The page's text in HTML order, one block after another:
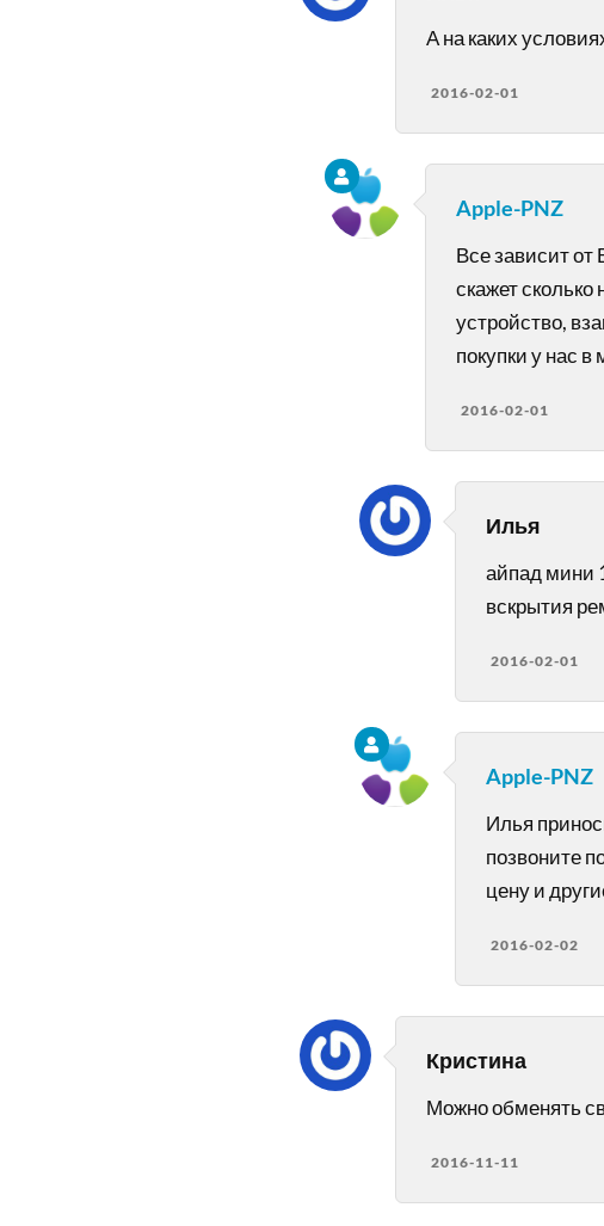
А на каких
2016-02-01
Apple-PNZ
Все зависит
скажет
устройство,
покупки у нас в
2016-02-01
Илья
айпад мини
вскрытия
2016-02-01
Apple-PNZ
Илья
позвоните
цену и
2016-02-02
Кристина
Можно обменять
2016-11-11